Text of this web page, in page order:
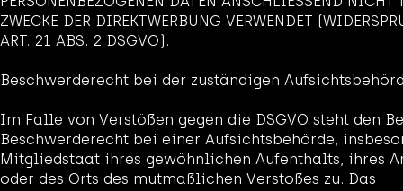
ZWECKE DER DIREKTWERBUNG VERWENDET
ART. 21 ABS. 2 DSGVO).
Beschwerde­recht bei der zuständigen
Im Falle von Verstößen gegen die DSGVO steht den
Beschwerderecht bei einer Aufsichtsbehörde,
Mitgliedstaat ihres gewöhnlichen Aufenthalts, ihres
oder des Orts des mutmaßlichen Verstoßes zu. Das